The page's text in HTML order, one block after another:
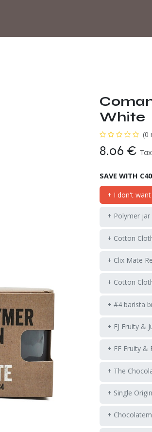
White
(0
8.06 €
SAVE WITH
+ I don't
+ Polymer
+ Cotton
+ Clix Mate
+ Cotton
+ #4 barista
+ FJ Fruity &
+ FF Fruity &
+ The
+ Single
+